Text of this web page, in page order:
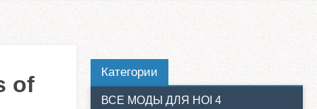
of
Категории
ВСЕ МОДЫ ДЛЯ HOI 4